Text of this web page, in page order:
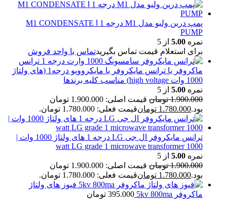
پمپ درین ولیو مدل M1 درجه 1 ا M1 CONDENSATE
PUMP
نمره 5.00 از 5
برای استعلام قیمت تماس بگیریدتماس با واحد فروش
ترانس
ماکروفر یا ترانس مایکروفر یا مایکروویو درجه1 (های ولتاژ
1000 وات high voltage) مناسب کلیه برندها
نمره 5.00 از 5
1.900.000 تومان
قیمت اصلی: 1.900.000 تومان
بود.1.780.000 تومانقیمت فعلی: 1.780.000 تومان.
ترانس مایکروفر ال جی LG درجه 1 های ولتاژ 1000 وات |
1000 watt LG grade 1 microwave transformer
نمره 5.00 از 5
1.900.000 تومان
قیمت اصلی: 1.900.000 تومان
بود.1.780.000 تومانقیمت فعلی: 1.780.000 تومان.
فیوز های ولتاژ
ماکروفر 5kv 800ma
395.000 تومان